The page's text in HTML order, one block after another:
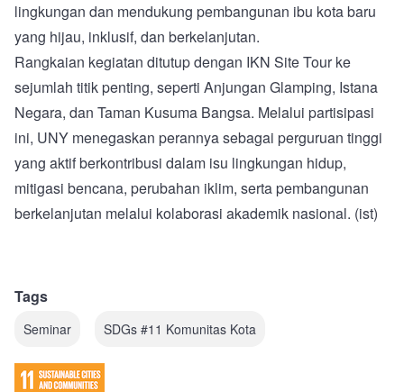
lingkungan dan mendukung pembangunan ibu kota baru
yang hijau, inklusif, dan berkelanjutan.
Rangkaian kegiatan ditutup dengan IKN Site Tour ke
sejumlah titik penting, seperti Anjungan Glamping, Istana
Negara, dan Taman Kusuma Bangsa. Melalui partisipasi
ini, UNY menegaskan perannya sebagai perguruan tinggi
yang aktif berkontribusi dalam isu lingkungan hidup,
mitigasi bencana, perubahan iklim, serta pembangunan
berkelanjutan melalui kolaborasi akademik nasional. (ist)
Tags
Seminar SDGs #11 Komunitas Kota